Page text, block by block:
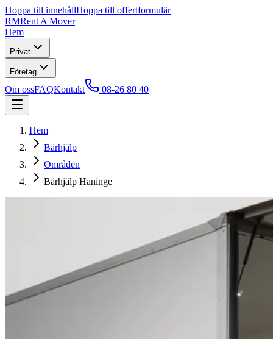
Hoppa till innehållHoppa till offertformulär
RMRent A Mover
Hem
Privat
Företag
Om ossFAQKontakt 08-26 80 40
Hem
Bärhjälp
Områden
Bärhjälp Haninge